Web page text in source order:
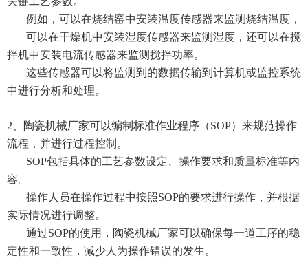
例如，可以在烧结窑中安装温度传感器来监测烧结温度，
可以在干燥机中安装湿度传感器来监测湿度，还可以在搅
拌机中安装电流传感器来监测搅拌功率。
这些传感器可以将监测到的数据传输到计算机或监控系统
中进行分析和处理。
2、陶瓷机械厂家可以编制标准作业程序（SOP）来规范操作
流程，并进行过程控制。
SOP包括具体的工艺参数设定、操作要求和质量标准等内
容。
操作人员在操作过程中按照SOP的要求进行操作，并根据
实际情况进行调整。
通过SOP的使用，陶瓷机械厂家可以确保每一道工序的稳
定性和一致性，减少人为操作错误的发生。